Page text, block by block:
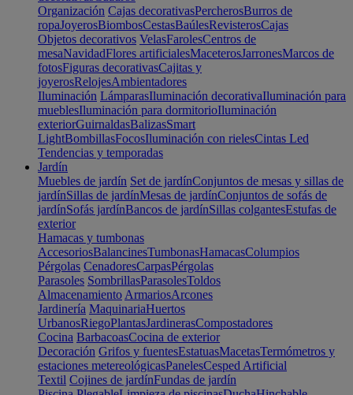
Organización Cajas decorativasPercherosBurros de
ropaJoyerosBiombosCestasBaúlesRevisterosCajas
Objetos decorativos VelasFarolesCentros de
mesaNavidadFlores artificialesMaceterosJarronesMarcos de
fotosFiguras decorativasCajitas y
joyerosRelojesAmbientadores
Iluminación LámparasIluminación decorativaIluminación para
mueblesIluminación para dormitorioIluminación
exteriorGuirnaldasBalizasSmart
LightBombillasFocosIluminación con rielesCintas Led
Tendencias y temporadas
Jardín
Muebles de jardín Set de jardínConjuntos de mesas y sillas de
jardínSillas de jardínMesas de jardínConjuntos de sofás de
jardínSofás jardínBancos de jardínSillas colgantesEstufas de
exterior
Hamacas y tumbonas
AccesoriosBalancinesTumbonasHamacasColumpios
Pérgolas CenadoresCarpasPérgolas
Parasoles SombrillasParasolesToldos
Almacenamiento ArmariosArcones
Jardinería MaquinariaHuertos
UrbanosRiegoPlantasJardinerasCompostadores
Cocina BarbacoasCocina de exterior
Decoración Grifos y fuentesEstatuasMacetasTermómetros y
estaciones metereológicasPanelesCesped Artificial
Textil Cojines de jardínFundas de jardín